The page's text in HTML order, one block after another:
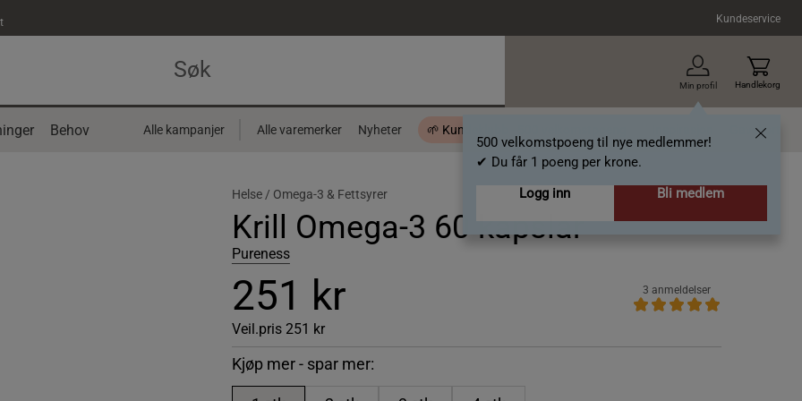
Kundeservice
Min profil
500 velkomstpoeng til nye medlemmer!
✔ Du får 1 poeng per krone.
Logg inn
Bli medlem
Handlekorg
Behov Alle kampanjer Alle varemerker Nyheter 🌱 Kundeklubb - 500 velkomstpoeng Gavekort
Helse / Omega-3 & Fettsyrer
Krill Omega-3 60 kapslar
Pureness
251 kr
Veil.pris 251 kr
3 anmeldelser
Kjøp mer - spar mer: